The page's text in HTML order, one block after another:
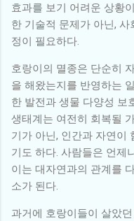
효과를 보기 어려운 상황
한 기술적 문제가 아닌,
정이 필요하다.
호랑이의 멸종은 단순히
을 해왔는지를 반영하는
한 발전과 생물 다양성 보
생태계는 여전히 회복될
기가 아닌, 인간과 자연이
기도 하다. 사람들은 언제
이는 대자연과의 관계를
소가 된다.
과거에 호랑이들이 살았